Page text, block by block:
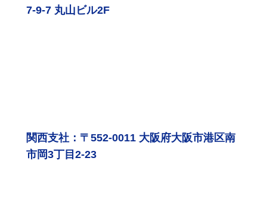
7-9-7 丸山ビル2F
関西支社：〒552-0011 大阪府大阪市港区南
市岡3丁目2-23